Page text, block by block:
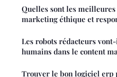
Quelles sont les
marketing éthique et
Les robots rédacteurs
humains dans le content
Trouver le bon logiciel erp